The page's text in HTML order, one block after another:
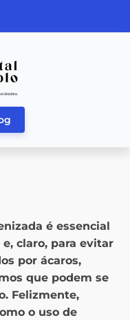
é essencial
claro, para evitar
por ácaros,
que podem se
Felizmente,
o uso de